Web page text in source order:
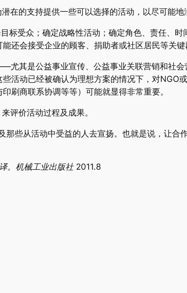
在的支持提供一些可以选择的活动，以尽可能地
标受众；确定战略性活动；确定角色、责任、
还会接受企业的顾客、捐助者或社区居民等关键
尤其是公益事业宣传、公益事业关联营销和社会
活动已经被确认为理想方案的情况下，对NGO
刷商联系协调等等）可能就显得非常重要。
评价活动过程及成果。
些从活动中受益的人去宣扬。也就是说，让合
。机械工业出版社 2011.8